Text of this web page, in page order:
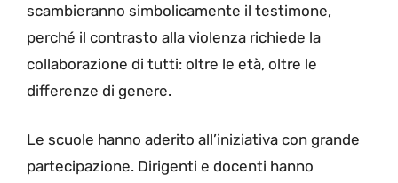
scambieranno simbolicamente il testimone,
perché il contrasto alla violenza richiede la
collaborazione di tutti: oltre le età, oltre le
differenze di genere.
Le scuole hanno aderito all’iniziativa con grande
partecipazione. Dirigenti e docenti hanno